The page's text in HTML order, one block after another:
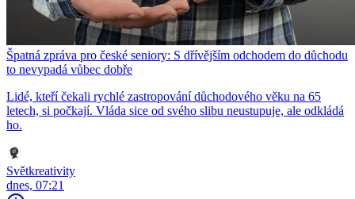
Špatná zpráva pro české seniory: S dřívějším odchodem do důchodu
to nevypadá vůbec dobře
Lidé, kteří čekali rychlé zastropování důchodového věku na 65
letech, si počkají. Vláda sice od svého slibu neustupuje, ale odkládá
ho.
Světkreativity
dnes, 07:21